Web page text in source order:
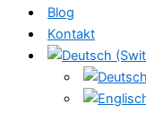
Blog
Kontakt